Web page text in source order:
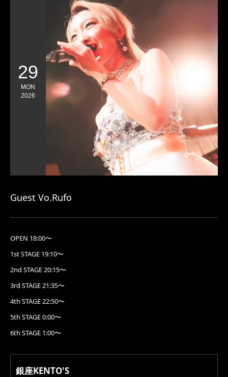
29
MON
2026
Guest Vo.Rufo
OPEN 18:00〜
1st STAGE 19:10〜
2nd STAGE 20:15〜
3rd STAGE 21:35〜
4th STAGE 22:50〜
5th STAGE 0:00〜
6th STAGE 1:00〜
銀座KENTO'S